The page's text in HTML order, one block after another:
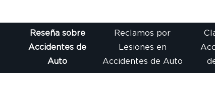
Reseña sobre
Accidentes de
Auto
Reclamos por
Lesiones en
Accidentes de Auto